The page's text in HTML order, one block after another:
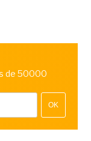
de 50000
OK